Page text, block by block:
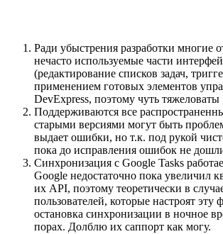
Ради убыстрения разработки многие
нечасто используемые части
(редактирование списков задач,
применением готовых элементов
DevExpress, поэтому чуть тяжеловаты
Поддерживаются все
старыми версиями могут быть
выдает ошибки, но т.к. под рукой
пока до исправления ошибок не
Синхронизация с Google Tasks
Google недостаточно пока увеличил
их API, поэтому теоретически в
пользователей, которые настроят эту
остановка синхронизации в ночное
порах. Долблю их саппорт как могу.